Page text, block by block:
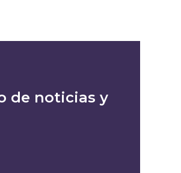
de noticias y